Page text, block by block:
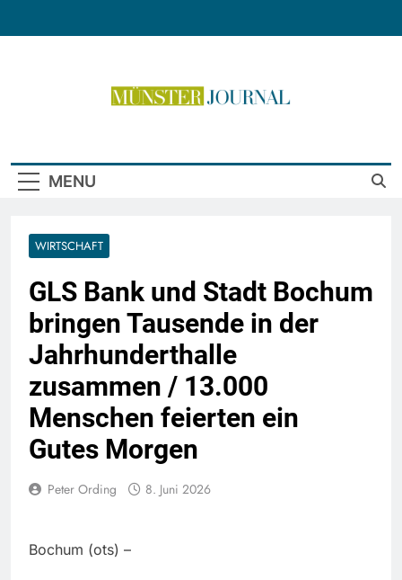
MENU
WIRTSCHAFT
GLS Bank und Stadt Bochum
bringen Tausende in der
Jahrhunderthalle
zusammen / 13.000
Menschen feierten ein
Gutes Morgen
Peter Ording 8. Juni 2026
Bochum (ots) –